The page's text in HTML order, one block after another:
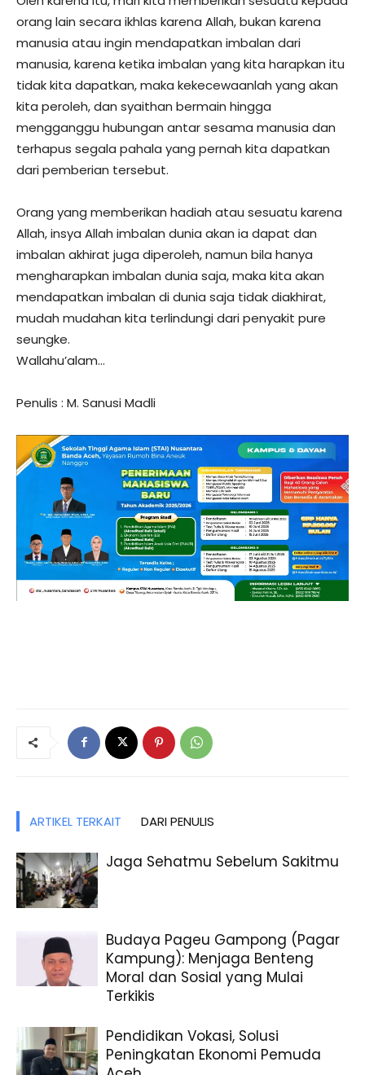
orang lain secara ikhlas karena Allah, bukan karena
manusia atau ingin mendapatkan imbalan dari
manusia, karena ketika imbalan yang kita harapkan itu
tidak kita dapatkan, maka kekecewaanlah yang akan
kita peroleh, dan syaithan bermain hingga
mengganggu hubungan antar sesama manusia dan
terhapus segala pahala yang pernah kita dapatkan
dari pemberian tersebut.
Orang yang memberikan hadiah atau sesuatu karena
Allah, insya Allah imbalan dunia akan ia dapat dan
imbalan akhirat juga diperoleh, namun bila hanya
mengharapkan imbalan dunia saja, maka kita akan
mendapatkan imbalan di dunia saja tidak diakhirat,
mudah mudahan kita terlindungi dari penyakit pure
seungke.
Wallahu’alam…
Penulis : M. Sanusi Madli
ARTIKEL TERKAIT DARI PENULIS
Jaga Sehatmu Sebelum Sakitmu
Budaya Pageu Gampong (Pagar
Kampung): Menjaga Benteng
Moral dan Sosial yang Mulai
Terkikis
Pendidikan Vokasi, Solusi
Peningkatan Ekonomi Pemuda